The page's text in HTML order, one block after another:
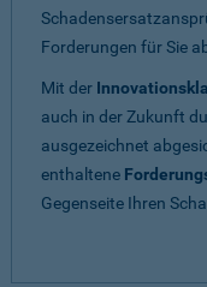
Forderungen für Sie
Mit der
auch in der Zukunft
ausgezeichnet
enthaltene
Gegenseite Ihren